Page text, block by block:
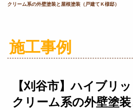
クリーム系の外壁塗装と屋根塗装（戸建てＫ様邸）
施工事例
【刈谷市】ハイブリ
クリーム系の外壁塗